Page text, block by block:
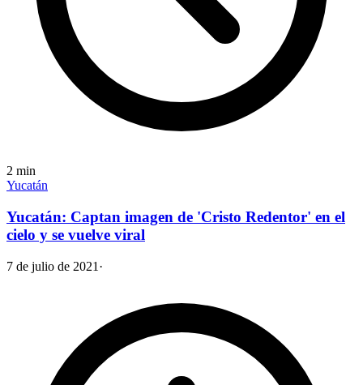
2 min
Yucatán
Yucatán: Captan imagen de 'Cristo Redentor' en el
cielo y se vuelve viral
7 de julio de 2021 ·